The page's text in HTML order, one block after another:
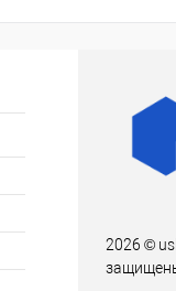
2026 ©